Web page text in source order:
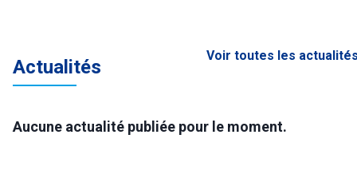
Actualités
Voir toutes les
Aucune actualité publiée pour le moment.